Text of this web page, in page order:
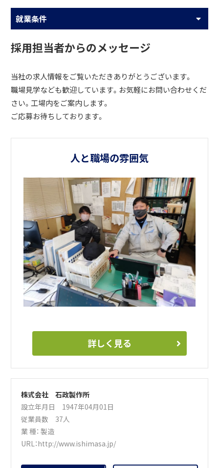
就業条件
採用担当者からのメッセージ
当社の求人情報をご覧いただきありがとうございます。
職場見学なども歓迎しています。お気軽にお問い合わせくだ
さい。工場内をご案内します。
ご応募お待ちしております。
人と職場の雰囲気
詳しく見る
株式会社 石政製作所
設立年月日 1947年04月01日
従業員数 37人
業 種：製造
URL：http://www.ishimasa.jp/